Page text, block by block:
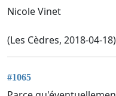
Nicole Vinet
(Les Cèdres, 2018-04-18)
#1065